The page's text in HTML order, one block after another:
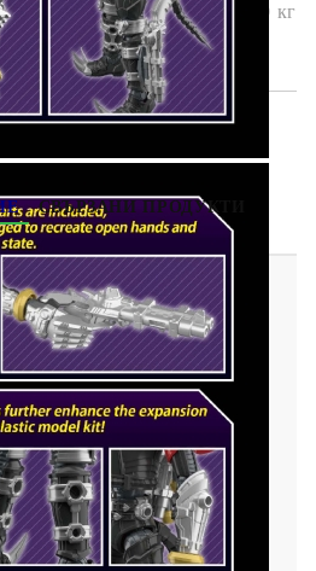
0.500 кг
СВЪРЗАНИ ПРОДУКТИ
Digimon Екшън Фигурка -
Bleezemon
Gundam plastic model:
креативно и
за феновете на роботи!
основата, а именно
модел от най-малките му
му изграждане и
въвличате в един процес с